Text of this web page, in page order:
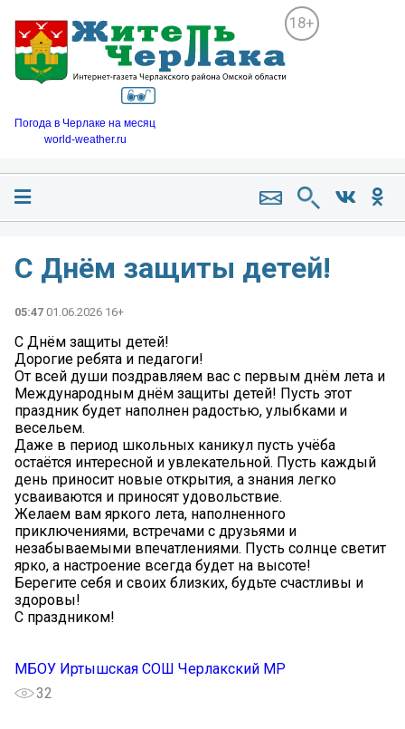
18+
Погода в Черлаке на месяц
world-weather.ru
С Днём защиты детей!
05:47 01.06.2026 16+
С Днём защиты детей!
Дорогие ребята и педагоги!
От всей души поздравляем вас с первым днём лета и
Международным днём защиты детей! Пусть этот
праздник будет наполнен радостью, улыбками и
весельем.
Даже в период школьных каникул пусть учёба
остаётся интересной и увлекательной. Пусть каждый
день приносит новые открытия, а знания легко
усваиваются и приносят удовольствие.
Желаем вам яркого лета, наполненного
приключениями, встречами с друзьями и
незабываемыми впечатлениями. Пусть солнце светит
ярко, а настроение всегда будет на высоте!
Берегите себя и своих близких, будьте счастливы и
здоровы!
С праздником!
МБОУ Иртышская СОШ Черлакский МР
32